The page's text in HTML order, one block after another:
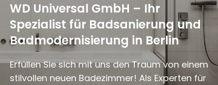
WD Universal GmbH – Ihr
Spezialist für Badsanierung und
Badmodernisierung in Berlin
Erfüllen Sie sich mit uns den Traum von einem
stilvollen neuen Badezimmer! Als Experten für